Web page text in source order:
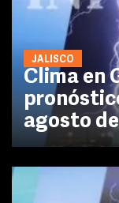
JALISCO
Clima en
agosto